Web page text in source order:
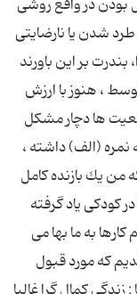
بودن در واقع روشی
شدن یا نارضایتی
بر این باورند
، هنوز با ارزش
ها دچار مشكل
(الف) داشته ،
من یك بازنده كامل
كودكی یاد گرفته
كارها به ما بها می
كه مورد قبول